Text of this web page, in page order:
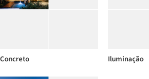
Concreto Iluminação